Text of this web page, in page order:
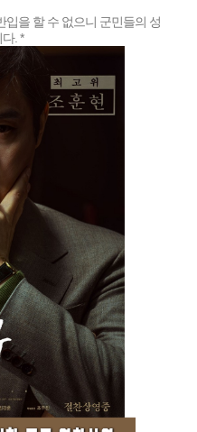
을 할 수 없으니 군민들의 성
. *